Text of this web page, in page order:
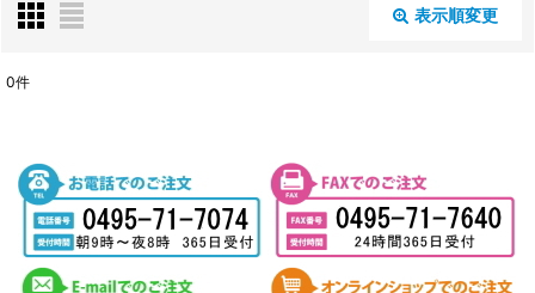
表示順変更
表示数:
並び順:
0件